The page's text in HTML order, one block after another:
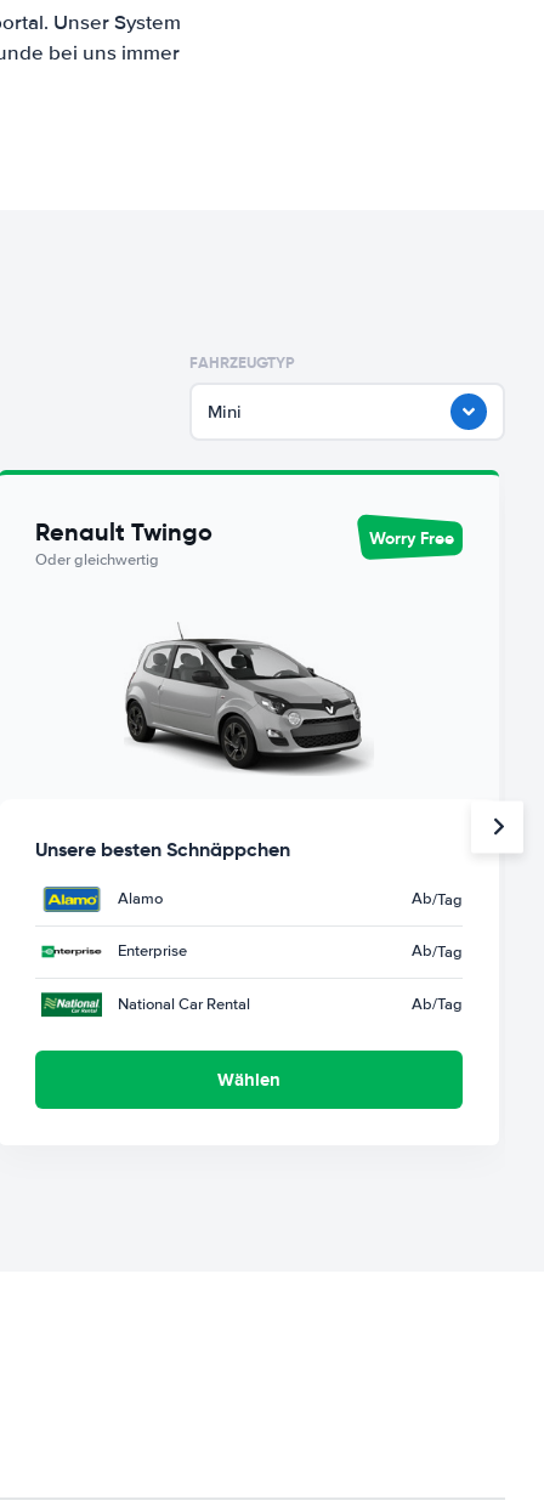
Unser System
bei uns immer
FAHRZEUGTYP
Mini
Renault Twingo
Oder gleichwertig
Worry Free
Unsere besten Schnäppchen
Alamo Ab/Tag
Enterprise Ab/Tag
National Car Rental Ab/Tag
Wählen